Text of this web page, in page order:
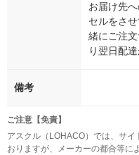
お届け先
セルをさ
緒にご注
り翌日配
備考
ご注意【免責】
アスクル（LOHACO）では、サ
おりますが、メーカーの都合等に